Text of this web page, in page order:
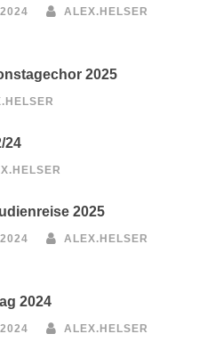
ALEX.HELSER
2025
24
2025
ALEX.HELSER
2024
ALEX.HELSER